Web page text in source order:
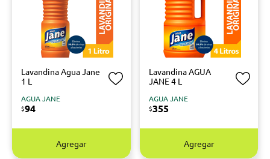
Lavandina Agua Jane
1 L
AGUA JANE
$94
Agregar
Lavandina AGUA
JANE 4 L
AGUA JANE
$355
Agregar